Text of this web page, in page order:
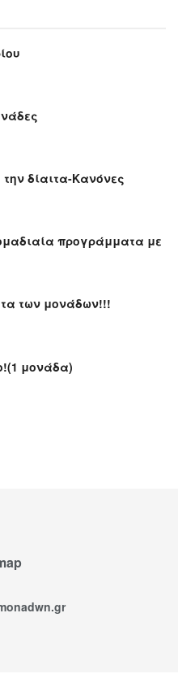
δίαιτα-Κανόνες
προγράμματα με
των μονάδων!!!
μονάδα)